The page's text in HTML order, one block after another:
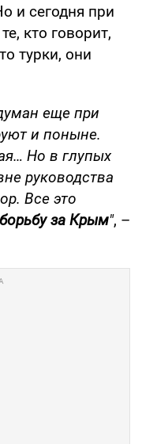
и сегодня при
кто говорит,
турки, они
еще при
и поныне.
Но в глупых
руководства
Все это
за Крым", –